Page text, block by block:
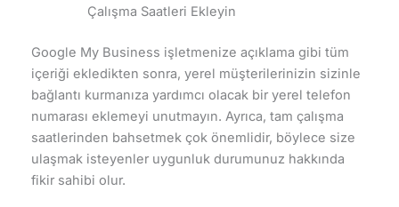
Çalışma Saatleri Ekleyin
Google My Business işletmenize açıklama gibi tüm
içeriği ekledikten sonra, yerel müşterilerinizin sizinle
bağlantı kurmanıza yardımcı olacak bir yerel telefon
numarası eklemeyi unutmayın. Ayrıca, tam çalışma
saatlerinden bahsetmek çok önemlidir, böylece size
ulaşmak isteyenler uygunluk durumunuz hakkında
fikir sahibi olur.